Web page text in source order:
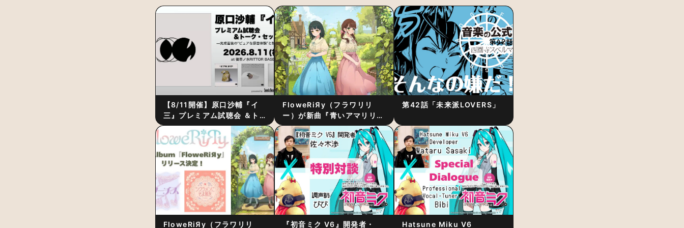
【8/11開催】原口沙輔『イ
三』プレミアム試聴会 ＆ト
ーク・セッション 〜完成直
後の“ピュアな原音体験”と制
作秘話
FloweRiЯy（フラワリリ
ー）が新曲『青いアマリリ
ス』をリリース！1stアルバ
ム詳細も発表
第42話「未来派LOVERS」
FloweRiЯy（フラワリリ 『初音ミク V6』開発者・ Hatsune Miku V6